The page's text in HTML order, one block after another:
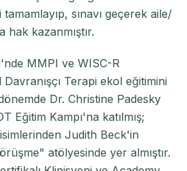
sınavı geçerek aile/
hak kazanmıştır.
MMPI ve WISC-R
Terapi ekol eğitimini
Dr. Christine Padesky
Eğitim Kampı'na katılmış;
Judith Beck'in
atölyesinde yer almıştır.